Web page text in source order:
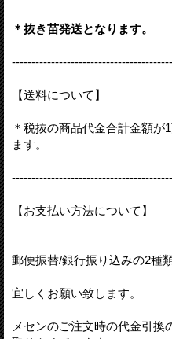
＊抜き苗発送となります。
【送料について】
＊税抜の商品代金合計金額が
ます。
【お支払い方法について】
郵便振替/銀行振り込みの2種
宜しくお願い致します。
メセンのご注文時の代金引換